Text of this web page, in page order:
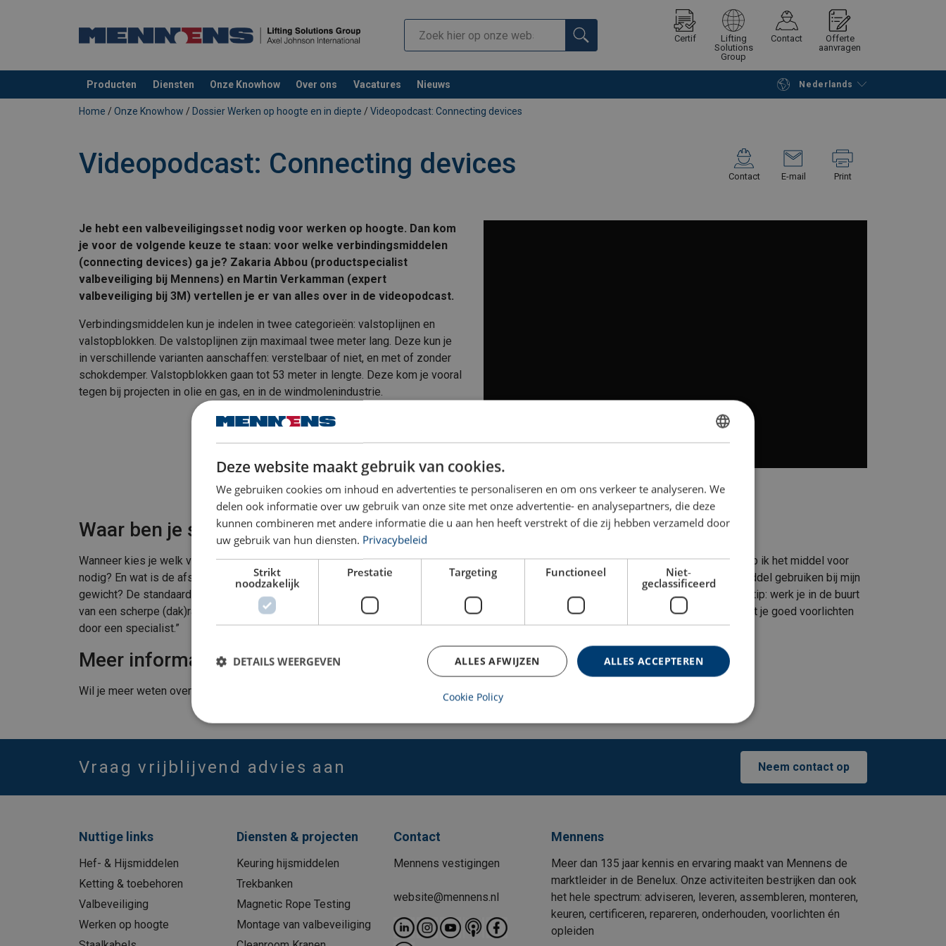
Certif
Lifting
Solutions
Group
Contact
Offerte
aanvragen
Producten Diensten Onze Knowhow Over ons Vacatures Nieuws Nederlands
toegevoegd aan uw offerte Verder winkelen Vraag offerte aan
Home / Onze Knowhow / Dossier Werken op hoogte en in diepte / Videopodcast: Connecting devices
Videopodcast: Connecting devices Contact E-mail Print
Je hebt een valbeveiligingsset nodig voor werken op hoogte. Dan kom
je voor de volgende keuze te staan: voor welke verbindingsmiddelen
(connecting devices) ga je? Zakaria Abbou (productspecialist
valbeveiliging bij Mennens) en Martin Verkamman (expert
valbeveiliging bij 3M) vertellen je er van alles over in de videopodcast.
Verbindingsmiddelen kun je indelen in twee categorieën: valstoplijnen en
valstopblokken. De valstoplijnen zijn maximaal twee meter lang. Deze kun je
in verschillende varianten aanschaffen: verstelbaar of niet, en met of zonder
schokdemper. Valstopblokken gaan tot 53 meter in lengte. Deze kom je vooral
tegen bij projecten in olie en gas, en in de windmolenindustrie.
Waar ben je scherp op?
Wanneer kies je welk verbindingsmiddel? Zakaria Abbou licht toe: “Wees scherp op: welke werkzaamheden ga ik uitvoeren? Dus: waar heb ik het middel voor
nodig? En wat is de afstand tot het valgevaar en de valhoogte?” Martin Verkamman vult aan: “Kijk ook zeker naar: kan ik het verbindingsmiddel gebruiken bij mijn
gewicht? De standaard is tot honderd kilo. Is het geschikt voor gewicht daarboven, dan moet dat er specifiek opstaan. En nog een laatste tip: werk je in de buurt
van een scherpe (dak)rand? Let erop dat het middel dan hierop getest is en dus niet breekt als je onverhoopt op die rand terechtkomt. Laat je goed voorlichten
door een specialist.”
Meer informatie?
Wil je meer weten over verbindingsmiddelen bij werken op hoogte? Bekijk dan de podcast of neem
Vraag vrijblijvend advies aan Neem contact op
Nuttige links
Hef- & Hijsmiddelen
Ketting & toebehoren
Valbeveiliging
Werken op hoogte
Diensten & projecten
Keuring hijsmiddelen
Trekbanken
Magnetic Rope Testing
Montage van valbeveiliging
Contact
Mennens vestigingen
website@mennens.nl
Mennens
Meer dan 135 jaar kennis en ervaring maakt van Mennens de
marktleider in de Benelux. Onze activiteiten bestrijken dan ook
het hele spectrum: adviseren, leveren, assembleren, monteren,
keuren, certificeren, repareren, onderhouden, voorlichten én
opleiden
DUTCH
Deze website maakt gebruik van cookies.
We gebruiken cookies om inhoud en advertenties te personaliseren en om ons verkeer te analyseren. We
delen ook informatie over uw gebruik van onze site met onze advertentie- en analysepartners, die deze
kunnen combineren met andere informatie die u aan hen heeft verstrekt of die zij hebben verzameld door
uw gebruik van hun diensten. Privacybeleid
Strikt
noodzakelijk
Prestatie Targeting Functioneel
Niet-
geclassificeerd
ALLES ACCEPTEREN
ALLES AFWIJZEN
DETAILS WEERGEVEN
Cookie Policy